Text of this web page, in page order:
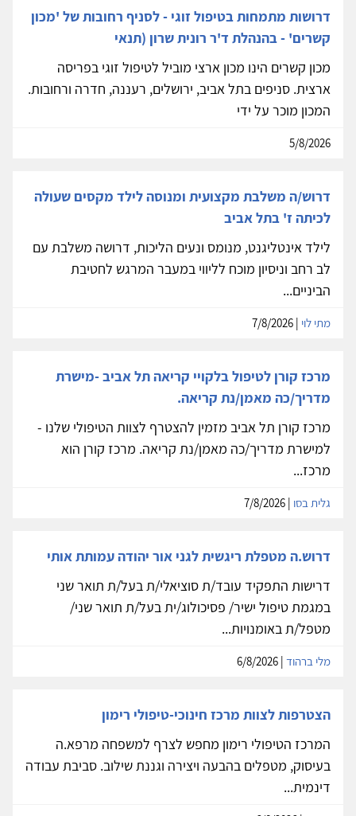
דרושות מתמחות בטיפול זוגי - לסניף רחובות של 'מכון
קשרים' - בהנהלת ד'ר רונית שרון (תנאי
מכון קשרים הינו מכון ארצי מוביל לטיפול זוגי בפריסה
ארצית. סניפים בתל אביב, ירושלים, רעננה, חדרה ורחובות.
המכון מוכר על ידי
5/8/2026
דרוש/ה משלבת מקצועית ומנוסה לילד מקסים שעולה
לכיתה ז' בתל אביב
לילד אינטליגנט, מנומס ונעים הליכות, דרושה משלבת עם
לב רחב וניסיון מוכח לליווי במעבר המרגש לחטיבת
הביניים...
מתי לוי
מרכז קורן לטיפול בלקויי קריאה תל אביב -מישרת
מדריך/כה מאמן/נת קריאה.
מרכז קורן תל אביב מזמין להצטרף לצוות הטיפולי שלנו -
למישרת מדריך/כה מאמן/נת קריאה. מרכז קורן הוא
מרכז...
גלית בסו
דרוש.ה מטפלת ריגשית לגני אור יהודה עמותת אותי
דרישות התפקיד עובד/ת סוציאלי/ת בעל/ת תואר שני
במגמת טיפול ישיר/ פסיכולוג/ית בעל/ת תואר שני/
מטפל/ת באומנויות...
מלי ברהוד
הצטרפות לצוות מרכז חינוכי-טיפולי רימון
המרכז הטיפולי רימון מחפש לצרף למשפחה מרפא.ה
בעיסוק, מטפלים בהבעה ויצירה וגננת שילוב. סביבת עבודה
דינמית...